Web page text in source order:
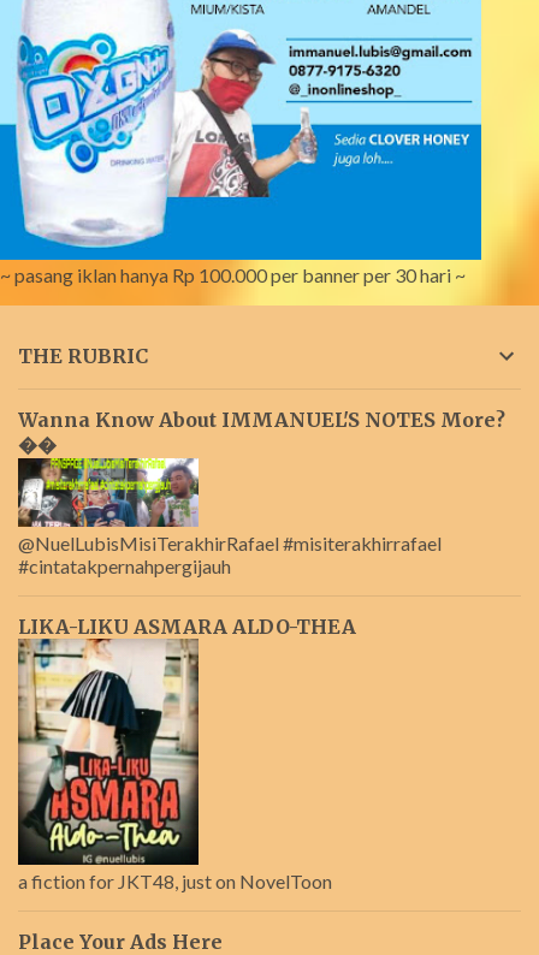
~ pasang iklan hanya Rp 100.000 per banner per 30 hari ~
THE RUBRIC
Wanna Know About IMMANUEL'S NOTES More?
��
@NuelLubisMisiTerakhirRafael #misiterakhirrafael
#cintatakpernahpergijauh
LIKA-LIKU ASMARA ALDO-THEA
a fiction for JKT48, just on NovelToon
Place Your Ads Here